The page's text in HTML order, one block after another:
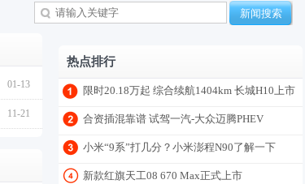
新闻搜索
01-13
11-21
热点排行
限时20.18万起 综合续航1404km 长城H10上市
合资插混靠谱 试驾一汽-大众迈腾PHEV
小米“9系”打几分？小米澎程N90了解一下
新款红旗天工08 670 Max正式上市